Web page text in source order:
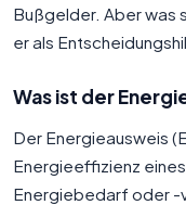
Bußgelder. Aber was
er als
Was ist der
Der Energieausweis
Energieeffizienz
Energiebedarf oder -